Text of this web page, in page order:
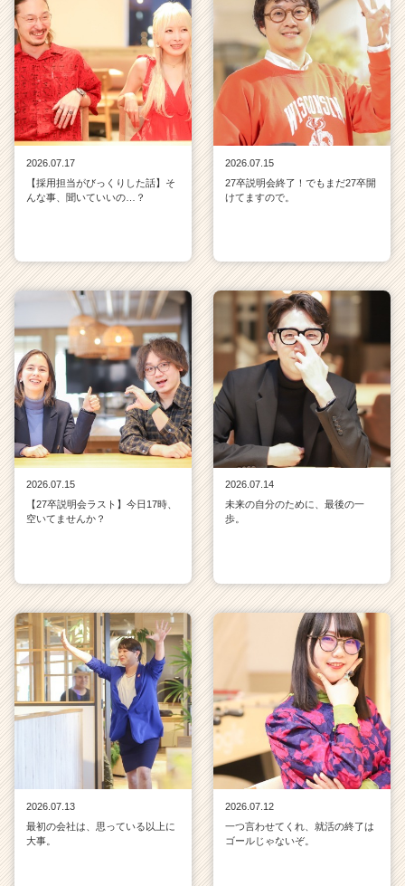
2026.07.17
【採用担当がびっくりした話】そ
んな事、聞いていいの…？
2026.07.15
27卒説明会終了！でもまだ27卒開
けてますので。
2026.07.15
【27卒説明会ラスト】今日17時、
空いてませんか？
2026.07.14
未来の自分のために、最後の一
歩。
2026.07.13
最初の会社は、思っている以上に
大事。
2026.07.12
一つ言わせてくれ、就活の終了は
ゴールじゃないぞ。